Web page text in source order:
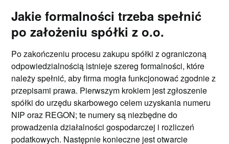
Jakie formalności trzeba spełnić
po założeniu spółki z o.o.
Po zakończeniu procesu zakupu spółki z ograniczoną
odpowiedzialnością istnieje szereg formalności, które
należy spełnić, aby firma mogła funkcjonować zgodnie z
przepisami prawa. Pierwszym krokiem jest zgłoszenie
spółki do urzędu skarbowego celem uzyskania numeru
NIP oraz REGON; te numery są niezbędne do
prowadzenia działalności gospodarczej i rozliczeń
podatkowych. Następnie konieczne jest otwarcie